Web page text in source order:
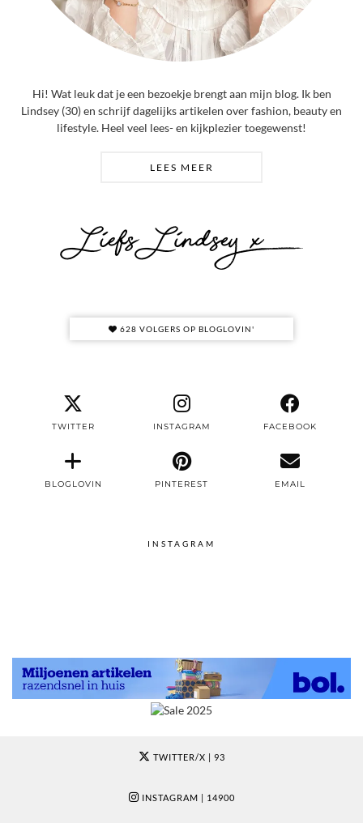
Hi! Wat leuk dat je een bezoekje brengt aan mijn blog. Ik ben
Lindsey (30) en schrijf dagelijks artikelen over fashion, beauty en
lifestyle. Heel veel lees- en kijkplezier toegewenst!
LEES MEER
628 VOLGERS OP BLOGLOVIN'
TWITTER INSTAGRAM FACEBOOK
BLOGLOVIN PINTEREST EMAIL
INSTAGRAM
TWITTER/X | 93
INSTAGRAM | 14900